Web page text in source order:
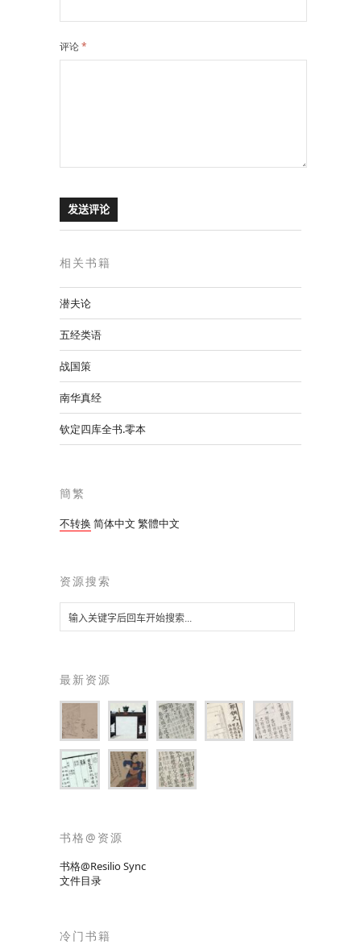
评论*
相关书籍
潜夫论
五经类语
战国策
南华真经
钦定四库全书.零本
簡繁
不转换 简体中文 繁體中文
资源搜索
最新资源
书格@资源
书格@Resilio Sync
文件目录
冷门书籍